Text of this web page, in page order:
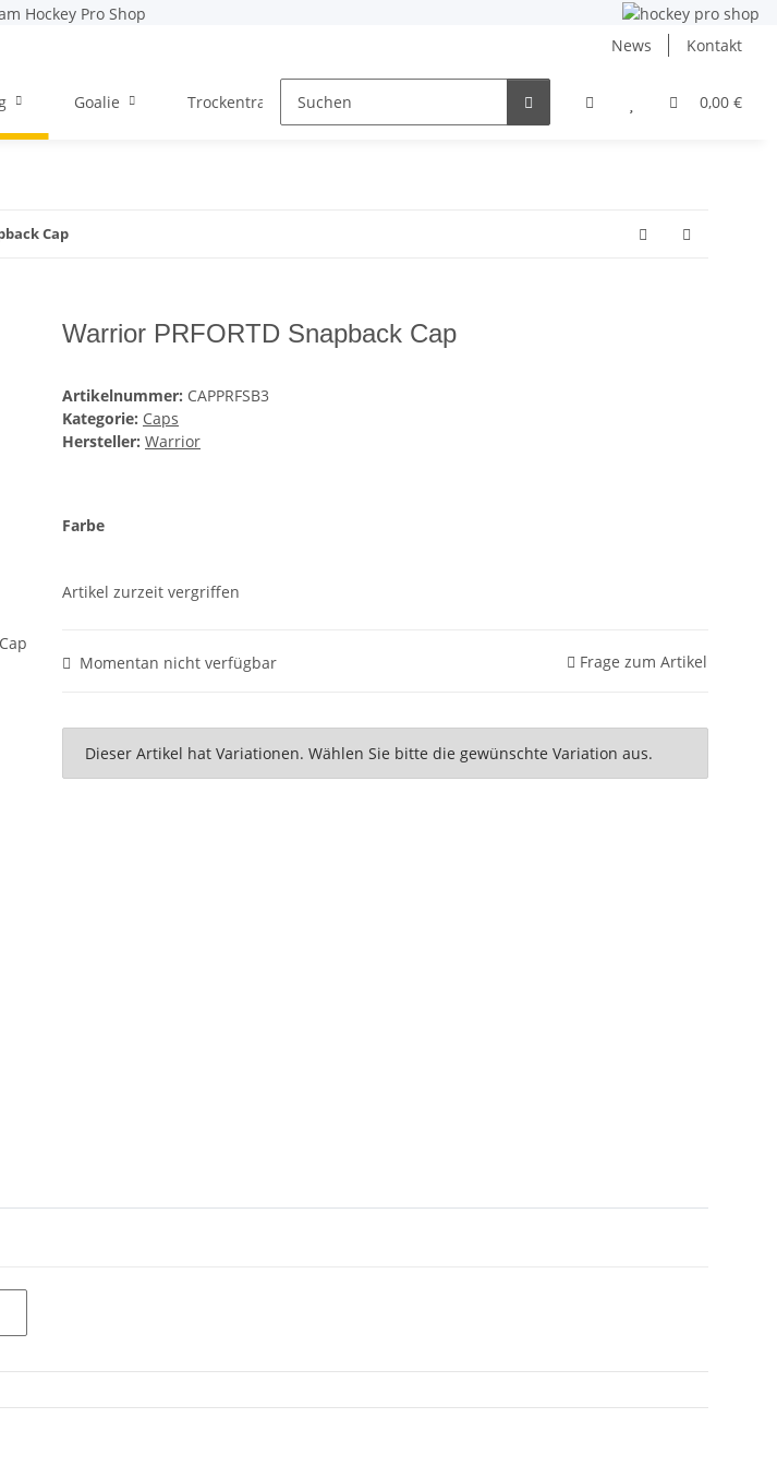
News Kontakt
0,00 €
Goalie Trockentraining NHL und DEB Angebote
Cap
Warrior PRFORTD Snapback Cap
Artikelnummer: CAPPRFSB3
Kategorie: Caps
Hersteller: Warrior
Farbe
Artikel zurzeit vergriffen
Momentan nicht verfügbar Frage zum Artikel
x
Dieser Artikel hat Variationen. Wählen Sie bitte die gewünschte Variation aus.